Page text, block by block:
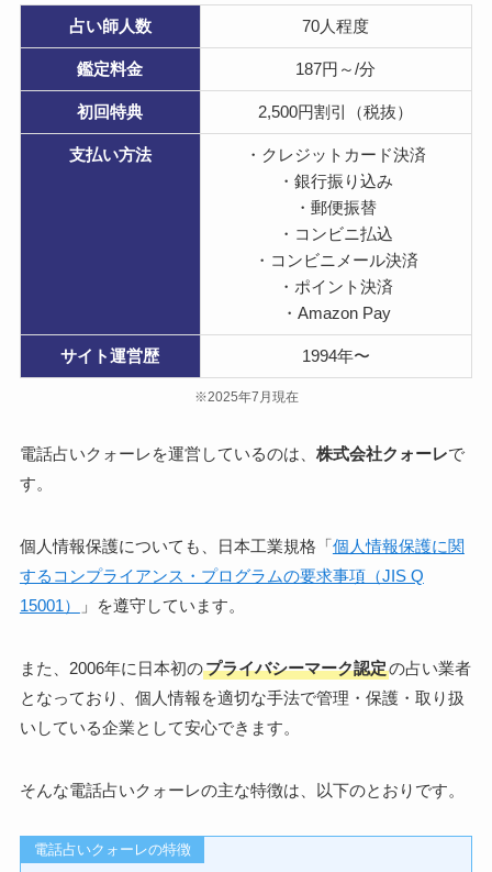
占い師人数 70人程度
鑑定料金 187円～/分
初回特典 2,500円割引（税抜）
支払い方法
・クレジットカード決済
・銀行振り込み
・郵便振替
・コンビニ払込
・コンビニメール決済
・ポイント決済
・Amazon Pay
サイト運営歴 1994年〜
※2025年7月現在
電話占いクォーレを運営しているのは、 株式会社クォーレで
す。
個人情報保護についても、日本工業規格「個人情報保護に関
するコンプライアンス・プログラムの要求事項（JIS Q
15001）
」を遵守しています。
また、2006年に日本初のプライバシーマーク認定の占い業者
となっており、個人情報を適切な手法で管理・保護・取り扱
いしている企業として安心できます。
そんな電話占いクォーレの主な特徴は、以下のとおりです。
電話占いクォーレの特徴